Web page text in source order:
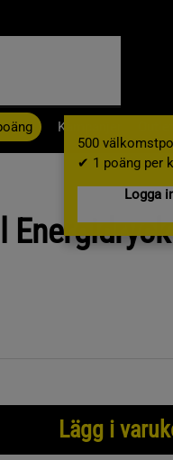
500
✔ 1 poäng per
Logga
Kampanjer
Lägg i